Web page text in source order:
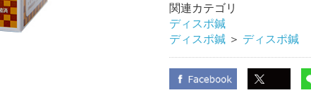
関連カテゴリ
ディスポ鍼
ディスポ鍼 ＞ ディスポ鍼